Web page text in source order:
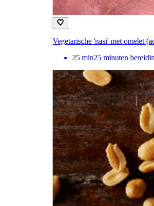
Vegetarische 'nasi' met omelet
25 min25 minuten